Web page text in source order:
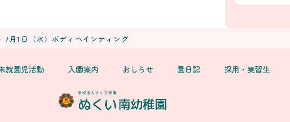
7月1日（水）ボディペインティング
就園児活動 入園案内 おしらせ 園日記 採用・実習生